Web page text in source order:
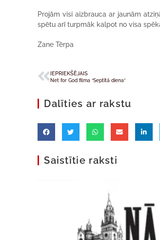
Projām visi aizbrauca ar jaunām
spētu arī turpmāk kalpot no visa
Zane Tērpa
IEPRIEKŠĒJAIS
Net for God filma “Septītā diena”
Dalīties ar rakstu
Saistītie raksti